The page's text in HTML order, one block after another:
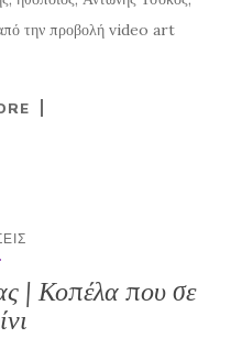
την προβολή video art
| Κοπέλα που σε